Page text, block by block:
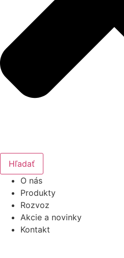
Hľadať
O nás
Produkty
Rozvoz
Akcie a novinky
Kontakt